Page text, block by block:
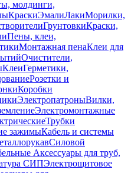
молдинги,
КраскиЭмалиЛакиМорилки,
ГрунтовкиКраски,
Пены, клеи,
Монтажная пенаКлеи для
Очистители,
КлеиГерметики,
Розетки и
Коробки
ЭлектропатроныВилки,
Электромонтажные
Трубки
зажимыКабель и системы
Силовой
Аксессуары для труб,
СИПЭлектрощитовое